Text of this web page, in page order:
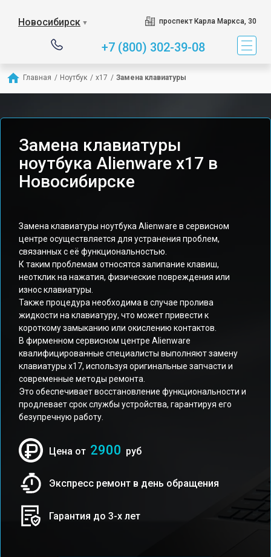
Новосибирск ▼ проспект Карла Маркса, 30
+7 (800) 302-39-08
Главная / Ноутбук / x17 / Замена клавиатуры
Замена клавиатуры
ноутбука Alienware x17 в
Новосибирске
Замена клавиатуры ноутбука Alienware в сервисном
центре осуществляется для устранения проблем,
связанных с её функциональностью.
К таким проблемам относятся залипание клавиш,
неотклик на нажатия, физические повреждения или
износ клавиатуры.
Также процедура необходима в случае пролива
жидкости на клавиатуру, что может привести к
короткому замыканию или окислению контактов.
В фирменном сервисном центре Alienware
квалифицированные специалисты выполняют замену
клавиатуры x17, используя оригинальные запчасти и
современные методы ремонта.
Это обеспечивает восстановление функциональности и
продлевает срок службы устройства, гарантируя его
безупречную работу.
Цена от 2900 руб
Экспресс ремонт в день обращения
Гарантия до 3-х лет